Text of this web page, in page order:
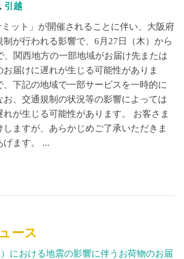
, 引越
ット」が開催されることに伴い、大阪府
制が行われる影響で、6月27日（木）から
、関西地方の一部地域がお届け先または
届けに遅れが生じる可能性がありま
下記の地域で一部サービスを一時的に
お、交通規制の状況等の影響によっては
が生じる可能性があります。 お客さま
しますが、あらかじめご了承いただきま
げます。 ...
ース
における地震の影響に伴うお荷物のお届